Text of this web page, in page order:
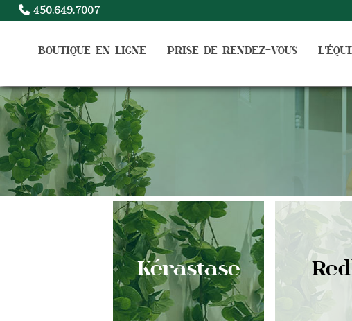
450.649.7007
BOUTIQUE EN LIGNE PRISE DE RENDEZ-VOUS
Kérastase